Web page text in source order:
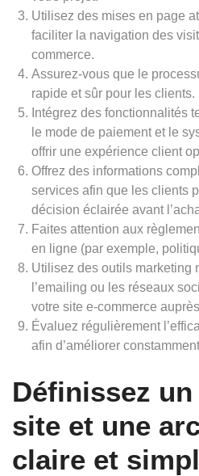
Utilisez des mises en page
faciliter la navigation des
commerce.
Assurez-vous que le
rapide et sûr pour les clients.
Intégrez des fonctionnalités
le mode de paiement et le
offrir une expérience client
Offrez des informations
services afin que les clients
décision éclairée avant
Faites attention aux
en ligne (par exemple,
Utilisez des outils marketing
l’emailing ou les réseaux
votre site e-commerce
Évaluez régulièrement
afin d’améliorer
Définissez
site et une
claire et